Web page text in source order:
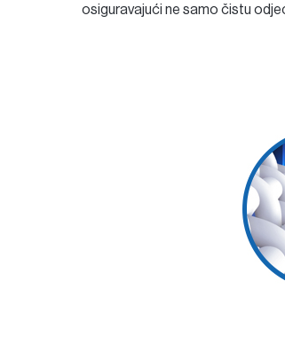
osiguravajući ne samo čistu